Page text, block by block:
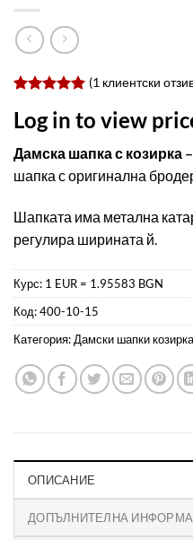
5.00от 5,
базирано
на
потребителски
оценки
(1 клиентски
Log in to view
Дамска шапка с козирка
шапка с оригинална
Шапката има метална
регулира ширината й.
Курс: 1 EUR = 1.95583 BGN
Код:400-10-15
Категория: Дамски шапки козирка
ОПИСАНИЕ
ДОПЪЛНИТЕЛНА